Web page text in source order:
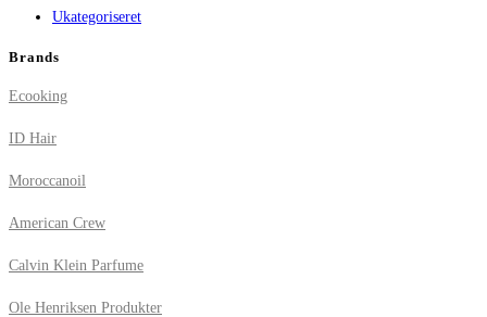
Ukategoriseret
Brands
Ecooking
ID Hair
Moroccanoil
American Crew
Calvin Klein Parfume
Ole Henriksen Produkter